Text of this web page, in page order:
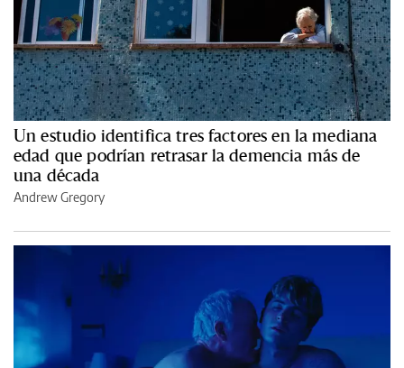
Un estudio identifica tres factores en la mediana
edad que podrían retrasar la demencia más de
una década
Andrew Gregory